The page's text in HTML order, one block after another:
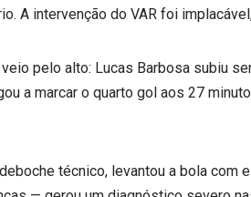
A intervenção do VAR foi
pelo alto: Lucas Barbosa subiu
a marcar o quarto gol aos 27
técnico, levantou a bola